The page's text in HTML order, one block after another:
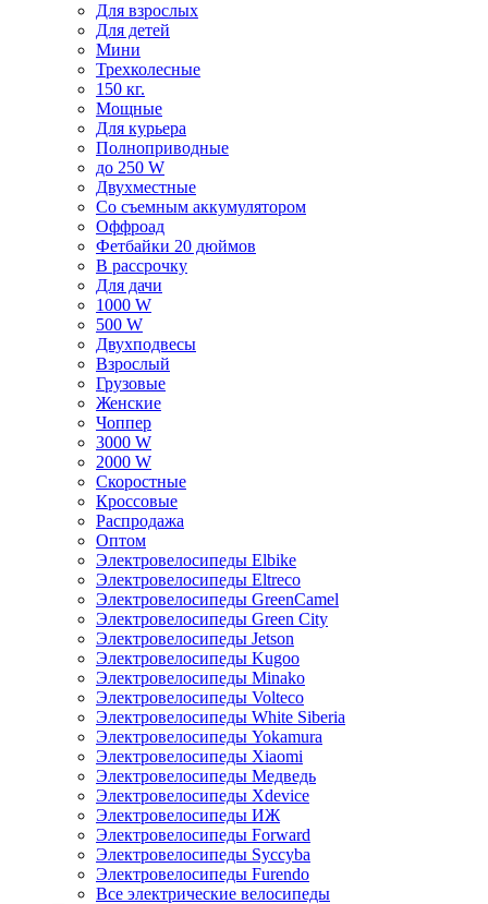
Для взрослых
Для детей
Мини
Трехколесные
150 кг.
Мощные
Для курьера
Полноприводные
до 250 W
Двухместные
Со съемным аккумулятором
Оффроад
Фетбайки 20 дюймов
В рассрочку
Для дачи
1000 W
500 W
Двухподвесы
Взрослый
Грузовые
Женские
Чоппер
3000 W
2000 W
Скоростные
Кроссовые
Распродажа
Оптом
Электровелосипеды Elbike
Электровелосипеды Eltreco
Электровелосипеды GreenCamel
Электровелосипеды Green City
Электровелосипеды Jetson
Электровелосипеды Kugoo
Электровелосипеды Minako
Электровелосипеды Volteco
Электровелосипеды White Siberia
Электровелосипеды Yokamura
Электровелосипеды Xiaomi
Электровелосипеды Медведь
Электровелосипеды Xdevice
Электровелосипеды ИЖ
Электровелосипеды Forward
Электровелосипеды Syccyba
Электровелосипеды Furendo
Все электрические велосипеды